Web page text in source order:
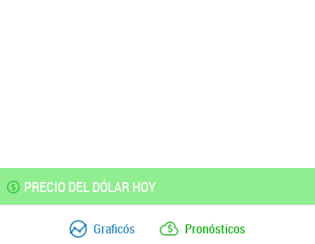
PRECIO DEL DÓLAR HOY
Graficós Pronósticos